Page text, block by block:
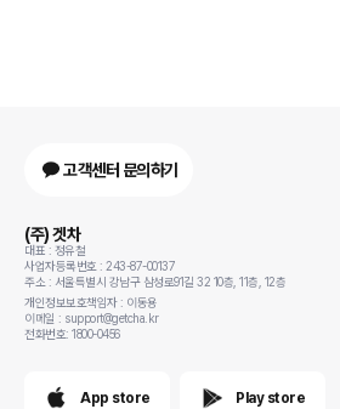
고객센터 문의하기
(주) 겟차
대표 : 정유철
사업자등록번호 : 243-87-00137
주소 : 서울특별시 강남구 삼성로91길 32 10층, 11층, 12층
개인정보보호책임자 : 이동용
이메일 : support@getcha.kr
전화번호: 1800-0456
App store Play store